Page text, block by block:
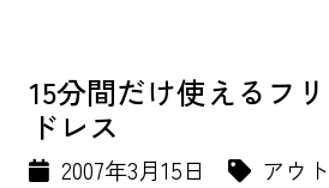
15分間だけ使えるフ
ドレス
2007年3月15日
アウ